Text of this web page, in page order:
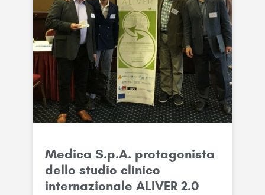
Medica S.p.A. protagonista
dello studio clinico
internazionale ALIVER 2.0